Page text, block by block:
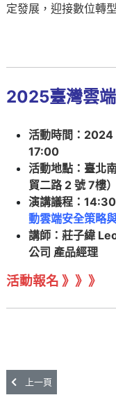
定發展，迎接數位轉
2025臺灣雲
活動時間：
17:00
活動地點：臺北
貿二路 2 號 7樓）
演講議程：
動雲端安全策略
講師： 莊子緯
公司 產品經理
活動報名 》》》
上一篇文章: 國際車廠因
上一頁